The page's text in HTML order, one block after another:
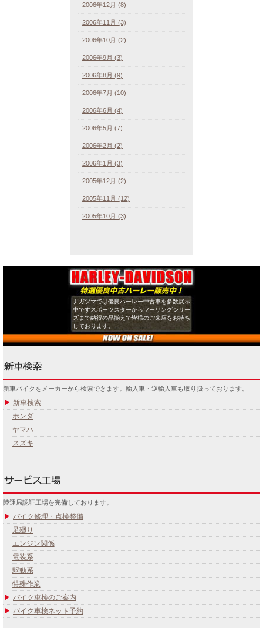
2006年12月 (8)
2006年11月 (3)
2006年10月 (2)
2006年9月 (3)
2006年8月 (9)
2006年7月 (10)
2006年6月 (4)
2006年5月 (7)
2006年2月 (2)
2006年1月 (3)
2005年12月 (2)
2005年11月 (12)
2005年10月 (3)
ナガツマでは優良ハーレー中古車を多数展示
中ですスポーツスターからツーリングシリー
ズまで納得の品揃えで皆様のご来店をお待ち
しております。
新車バイクをメーカーから検索できます。輸入車・逆輸入車も取り扱っております。
新車検索
ホンダ
ヤマハ
スズキ
陸運局認証工場を完備しております。
バイク修理・点検整備
足廻り
エンジン関係
電装系
駆動系
特殊作業
バイク車検のご案内
バイク車検ネット予約